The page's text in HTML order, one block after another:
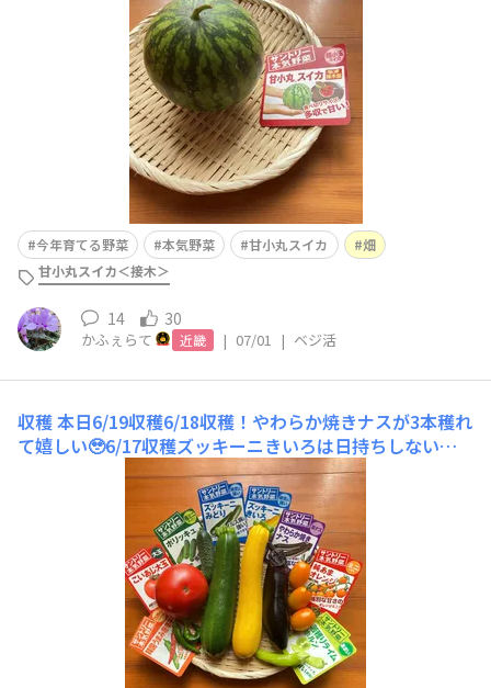
たので真っ赤を想像していましたがそうではありませんで
したスプーン🥄ですくっ
今年育てる野菜 本気野菜 甘小丸スイカ
畑
甘小丸スイカ＜接木＞
14 30
かふぇらて 近畿 | 07/01 | ベジ活
収穫本日6/19収穫6/18収穫！やわらか焼きナスが3本穫れ
て嬉しい🥹6/17収穫ズッキーニきいろは日持ちしないこ
とが分かりました😅なるべく早く食べています♪ズッキ
ーニみどりは日持ちします！本日の収穫からザルを大きい
ものに変えましたザルいっぱい嬉しいです😊